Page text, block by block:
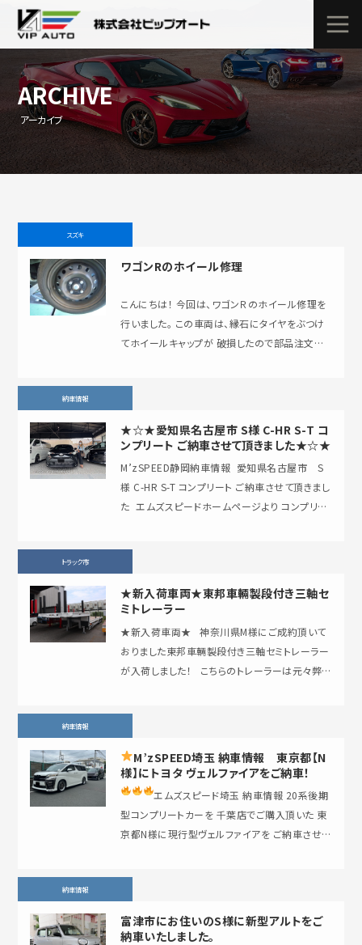
ARCHIVE
アーカイブ
スズキ
ワゴンRのホイール修理
こんにちは！ 今回は、ワゴンＲのホイール修理を
行いました。 この車両は、縁石にタイヤをぶつけ
てホイールキャップが 破損したので部品注文を
納車情報
★☆★愛知県名古屋市 S様 C-HR S-T コ
ンプリート ご納車させて頂きました★☆★
M’zSPEED静岡納車情報 ⁡ 愛知県名古屋市 S
様 C-HR S-T コンプリート ご納車させて頂きまし
た ⁡ エムズスピードホームページより コンプリー
トラック市
★新入荷車両★東邦車輛製段付き三軸セ
ミトレーラー
★新入荷車両★ 神奈川県M様にご成約頂いて
おりました東邦車輛製段付き三軸セミトレーラー
が入荷しました！ こちらのトレーラーは元々弊
納車情報
M’zSPEED埼玉 納車情報 東京都【N
様】にトヨタ ヴェルファイアをご納車！
エムズスピード埼玉 納車情報
型コンプリートカーを 千葉店でご購入頂いた 東
京都N様に現行型ヴェルファイアを ご納車させ
納車情報
富津市にお住いのS様に新型アルトをご
納車いたしました。